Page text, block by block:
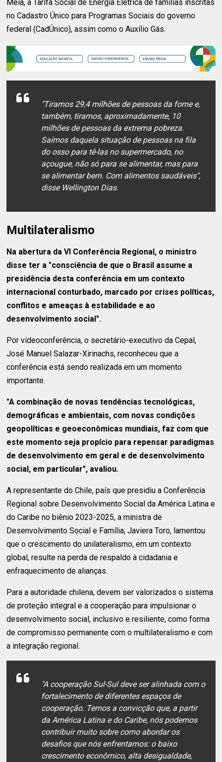
Meia, a Tarifa Social de Energia Elétrica de famílias inscritas
no Cadastro Único para Programas Sociais do governo
federal (CadÚnico), assim como o Auxílio Gás.
"Tiramos 29,4 milhões de pessoas da fome e,
também, tiramos, aproximadamente, 10
milhões de pessoas da extrema pobreza.
Saímos daquela situação de pessoas na fila
do osso para tê-las no supermercado, no
açougue, não só para se alimentar, mas para
se alimentar bem. Com alimentos saudáveis",
disse Wellington Dias.
Multilateralismo
Na abertura da VI Conferência Regional, o ministro
disse ter a "consciência de que o Brasil assume a
presidência desta conferência em um contexto
internacional conturbado, marcado por crises políticas,
conflitos e ameaças à estabilidade e ao
desenvolvimento social".
Por videoconferência, o secretário-executivo da Cepal,
José Manuel Salazar-Xirinachs, reconheceu que a
conferência está sendo realizada em um momento
importante.
"A combinação de novas tendências tecnológicas,
demográficas e ambientais, com novas condições
geopolíticas e geoeconômicas mundiais, faz com que
este momento seja propício para repensar paradigmas
de desenvolvimento em geral e de desenvolvimento
social, em particular", avaliou.
A representante do Chile, país que presidiu a Conferência
Regional sobre Desenvolvimento Social da América Latina e
do Caribe no biênio 2023-2025, a ministra de
Desenvolvimento Social e Família, Javiera Toro, lamentou
que o crescimento do unilateralismo, em um contexto
global, resulte na perda de respaldo à cidadania e
enfraquecimento de alianças.
Para a autoridade chilena, devem ser valorizados o sistema
de proteção integral e a cooperação para impulsionar o
desenvolvimento social, inclusivo e resiliente, como forma
de compromisso permanente com o multilateralismo e com
a integração regional.
"A cooperação Sul-Sul deve ser alinhada com o
fortalecimento de diferentes espaços de
cooperação. Temos a convicção que, a partir
da América Latina e do Caribe, nós podemos
contribuir muito sobre como abordar os
desafios que nós enfrentamos: o baixo
crescimento econômico, alta desigualdade,